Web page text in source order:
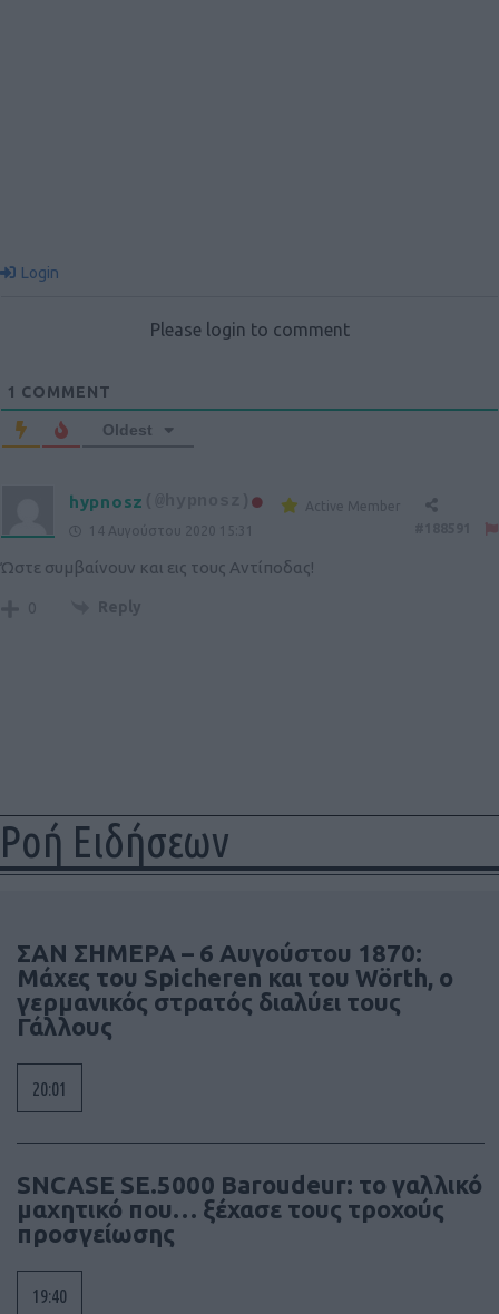
Ροή Ειδήσεων
ΣΑΝ ΣΗΜΕΡΑ – 6 Αυγούστου 1870:
Μάχες του Spicheren και του Wörth, ο
γερμανικός στρατός διαλύει τους
Γάλλους
20:01
SNCASE SE.5000 Baroudeur: το γαλλικό
μαχητικό που… ξέχασε τους τροχούς
προσγείωσης
19:40
Login
Please login to comment
1 COMMENT
Oldest
hypnosz
Active Member
14 Αυγούστου 2020 15:31
Ώστε συμβαίνουν και εις τους Αντίποδας!
0 Reply